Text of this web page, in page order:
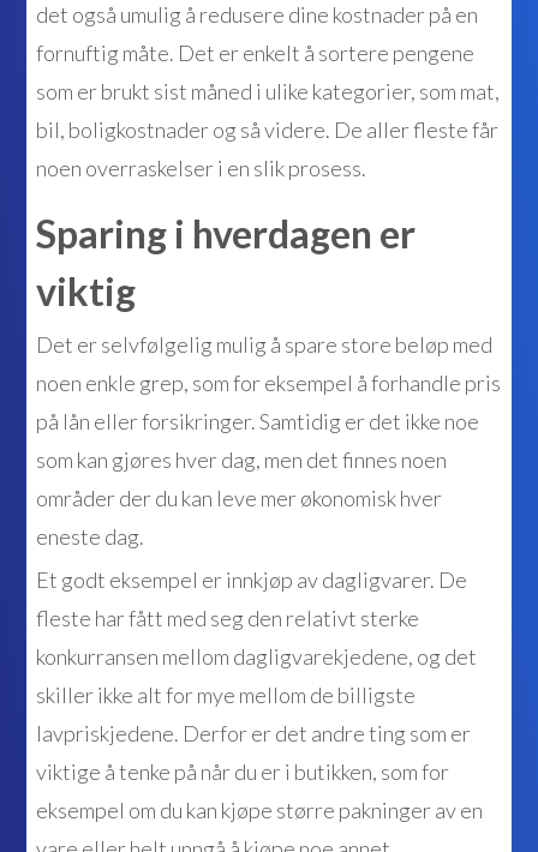
det også umulig å redusere dine kostnader på en
fornuftig måte. Det er enkelt å sortere pengene
som er brukt sist måned i ulike kategorier, som mat,
bil, boligkostnader og så videre. De aller fleste får
noen overraskelser i en slik prosess.
Sparing i hverdagen er
viktig
Det er selvfølgelig mulig å spare store beløp med
noen enkle grep, som for eksempel å forhandle pris
på lån eller forsikringer. Samtidig er det ikke noe
som kan gjøres hver dag, men det finnes noen
områder der du kan leve mer økonomisk hver
eneste dag.
Et godt eksempel er innkjøp av dagligvarer. De
fleste har fått med seg den relativt sterke
konkurransen mellom dagligvarekjedene, og det
skiller ikke alt for mye mellom de billigste
lavpriskjedene. Derfor er det andre ting som er
viktige å tenke på når du er i butikken, som for
eksempel om du kan kjøpe større pakninger av en